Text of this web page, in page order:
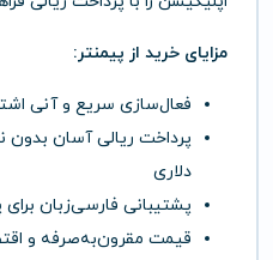
مزایای خرید از پیمنتر:
فعال‌سازی سریع و آنی
پرداخت ریالی آسان بدون
دلاری
پشتیبانی فارسی‌زبان
قیمت مقرون‌به‌صرفه و